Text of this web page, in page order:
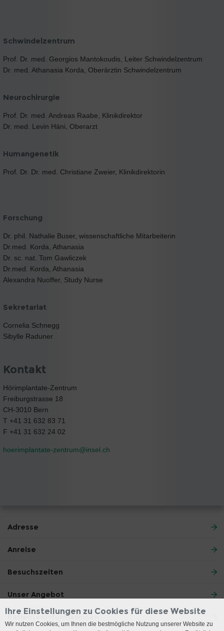
Schwindelzentrum
Prof. Dr. med. Georgios Mantokoudis, Leiter Schwindelzentrum
Dr. med. Athanasia Korda, Oberärztin Schwindelzentrum
Neurochirurgie
Prof. Dr. med. Andreas Raabe, Klinikdirektor
Dr. med. Levin Häni, Oberarzt
Humangenetik
Prof. Dr. Dr. med. Christiane Zweier, Klinikdirektorin
Forschung
Dr. phil. Nathalie Buser, wissenschaftliche Mitarbeiterin
Dr.med. Korda, Athanasia
Dr. sc. nat. Tom Gawliczek
Dr.med. Korda, Athanasia
Alexandra Nuoffer, Study Nurse
Sekretariat
Cornelia Schnegg
Sibylle Raduner
Kontakt
Hörimplantate-Zentrum
Freiburgstrasse 18
CH-3010 Bern
T +41 31 632 83 71
F +41 31 632 24 02
hoerimplantate-zentrum@insel.ch
Adresse
Anreise
Besuchszeiten
Unser Angebot
Patienteninformationen
Ihre Einstellungen zu Cookies für diese Website
Wir nutzen Cookies, um Ihnen die bestmögliche Nutzung unserer Website zu